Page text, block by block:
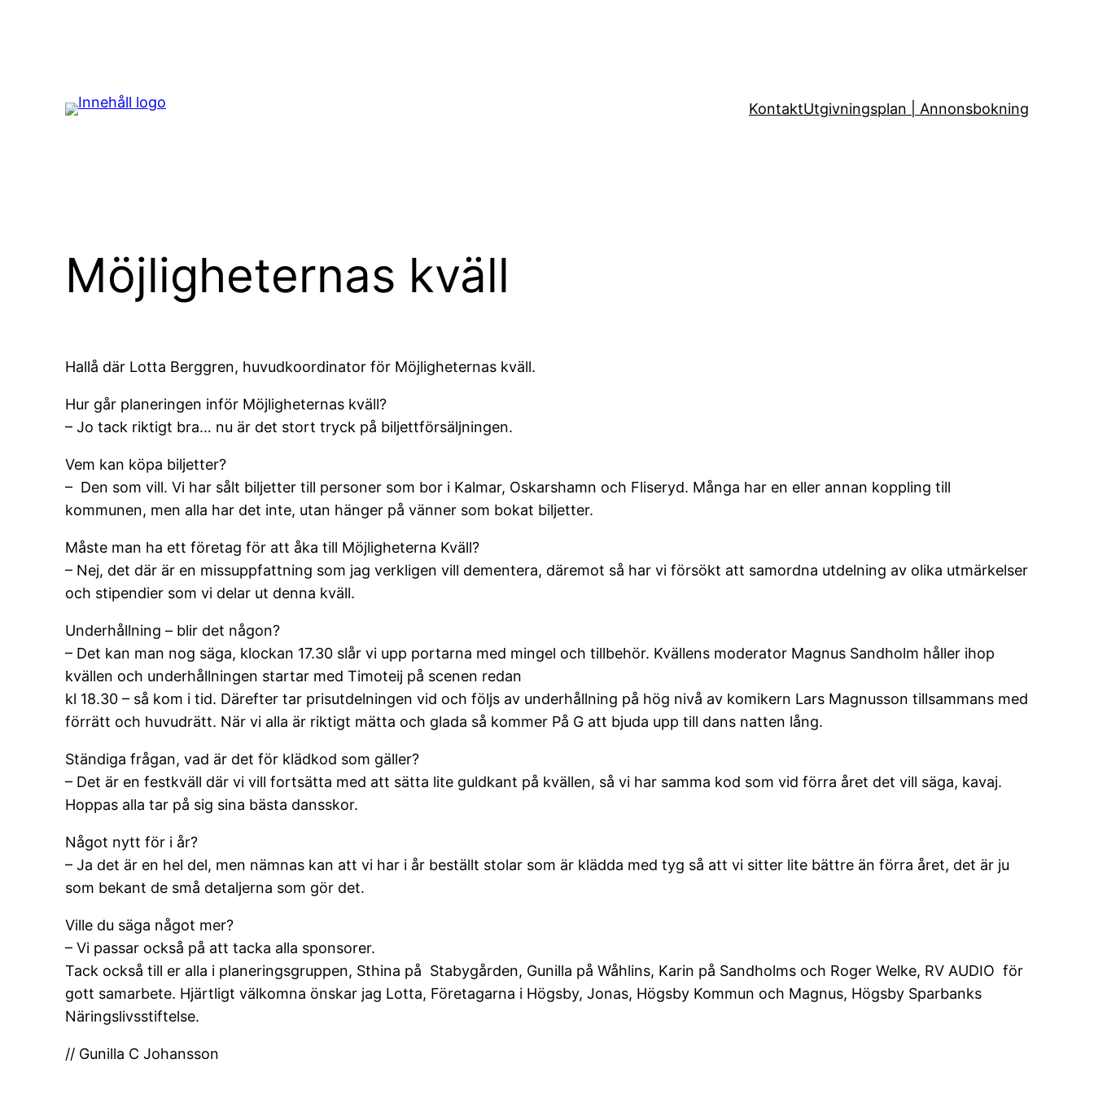
KontaktUtgivningsplan | Annonsbokning
Möjligheternas kväll
Hallå där Lotta Berggren, huvudkoordinator för Möjligheternas kväll.
Hur går planeringen inför Möjligheternas kväll?
– Jo tack riktigt bra… nu är det stort tryck på biljettförsäljningen.
Vem kan köpa biljetter?
– Den som vill. Vi har sålt biljetter till personer som bor i Kalmar, Oskarshamn och Fliseryd. Många har en eller annan koppling till
kommunen, men alla har det inte, utan hänger på vänner som bokat biljetter.
Måste man ha ett företag för att åka till Möjligheterna Kväll?
– Nej, det där är en missuppfattning som jag verkligen vill dementera, däremot så har vi försökt att samordna utdelning av olika utmärkelser
och stipendier som vi delar ut denna kväll.
Underhållning – blir det någon?
– Det kan man nog säga, klockan 17.30 slår vi upp portarna med mingel och tillbehör. Kvällens moderator Magnus Sandholm håller ihop
kvällen och underhållningen startar med Timoteij på scenen redan
kl 18.30 – så kom i tid. Därefter tar prisutdelningen vid och följs av underhållning på hög nivå av komikern Lars Magnusson tillsammans med
förrätt och huvudrätt. När vi alla är riktigt mätta och glada så kommer På G att bjuda upp till dans natten lång.
Ständiga frågan, vad är det för klädkod som gäller?
– Det är en festkväll där vi vill fortsätta med att sätta lite guldkant på kvällen, så vi har samma kod som vid förra året det vill säga, kavaj.
Hoppas alla tar på sig sina bästa dansskor.
Något nytt för i år?
– Ja det är en hel del, men nämnas kan att vi har i år beställt stolar som är klädda med tyg så att vi sitter lite bättre än förra året, det är ju
som bekant de små detaljerna som gör det.
Ville du säga något mer?
– Vi passar också på att tacka alla sponsorer.
Tack också till er alla i planeringsgruppen, Sthina på Stabygården, Gunilla på Wåhlins, Karin på Sandholms och Roger Welke, RV AUDIO för
gott samarbete. Hjärtligt välkomna önskar jag Lotta, Företagarna i Högsby, Jonas, Högsby Kommun och Magnus, Högsby Sparbanks
Näringslivsstiftelse.
// Gunilla C Johansson